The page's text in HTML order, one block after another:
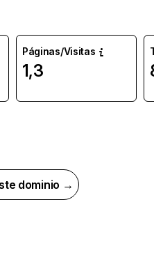
Páginas/Visitas
1,3
dominio →